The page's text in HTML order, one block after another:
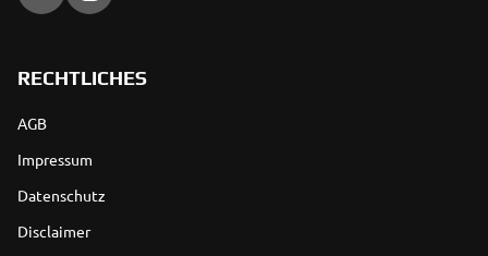
RECHTLICHES
AGB
Impressum
Datenschutz
Disclaimer